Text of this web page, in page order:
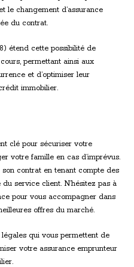
le changement d’assurance
du contrat.
étend cette possibilité de
permettant ainsi aux
et d’optimiser leur
immobilier.
clé pour sécuriser votre
votre famille en cas d’imprévus.
contrat en tenant compte des
service client. N’hésitez pas à
pour vous accompagner dans
offres du marché.
qui vous permettent de
votre assurance emprunteur